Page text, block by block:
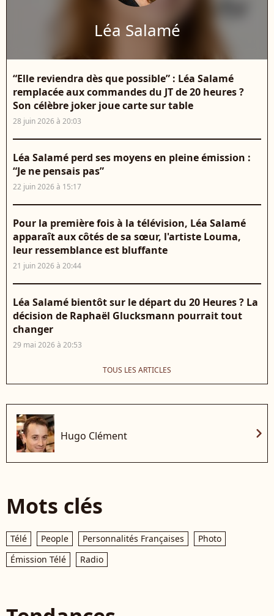
Léa Salamé
“Elle reviendra dès que possible” : Léa Salamé
remplacée aux commandes du JT de 20 heures ?
Son célèbre joker joue carte sur table
28 juin 2026 à 20:03
Léa Salamé perd ses moyens en pleine émission :
“Je ne pensais pas”
22 juin 2026 à 15:17
Pour la première fois à la télévision, Léa Salamé
apparaît aux côtés de sa sœur, l'artiste Louma,
leur ressemblance est bluffante
21 juin 2026 à 20:44
Léa Salamé bientôt sur le départ du 20 Heures ? La
décision de Raphaël Glucksmann pourrait tout
changer
29 mai 2026 à 20:53
TOUS LES ARTICLES
Hugo Clément chevron_right
Mots clés
Télé People Personnalités Françaises
Photo
Émission Télé
Radio